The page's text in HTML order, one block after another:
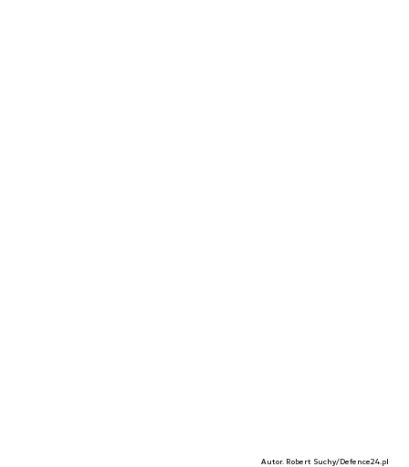
Autor. Robert Suchy/Defence24.pl